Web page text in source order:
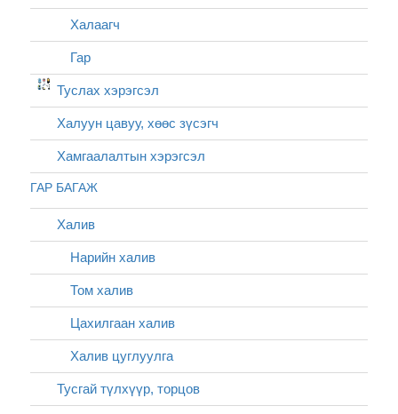
Халаагч
Гар
Туслах хэрэгсэл
Халуун цавуу, хөөс зүсэгч
Хамгаалалтын хэрэгсэл
ГАР БАГАЖ
Халив
Нарийн халив
Том халив
Цахилгаан халив
Халив цуглуулга
Тусгай түлхүүр, торцов